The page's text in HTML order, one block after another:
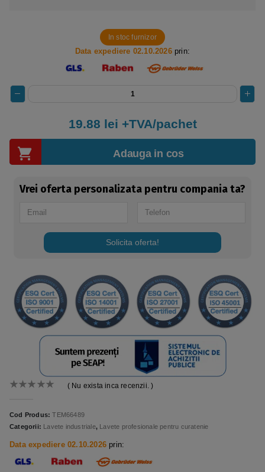
( Nu exista inca recenzii. )
Cod Produs:TEM66489
Categorii: Lavete industriale, Lavete profesionale pentru curatenie
Data expediere 02.10.2026 prin:
In stoc furnizor
Data expediere 02.10.2026prin:
19.88 lei +TVA/pachet
Adauga in cos
Vrei oferta personalizata pentru compania ta?
Solicita oferta!